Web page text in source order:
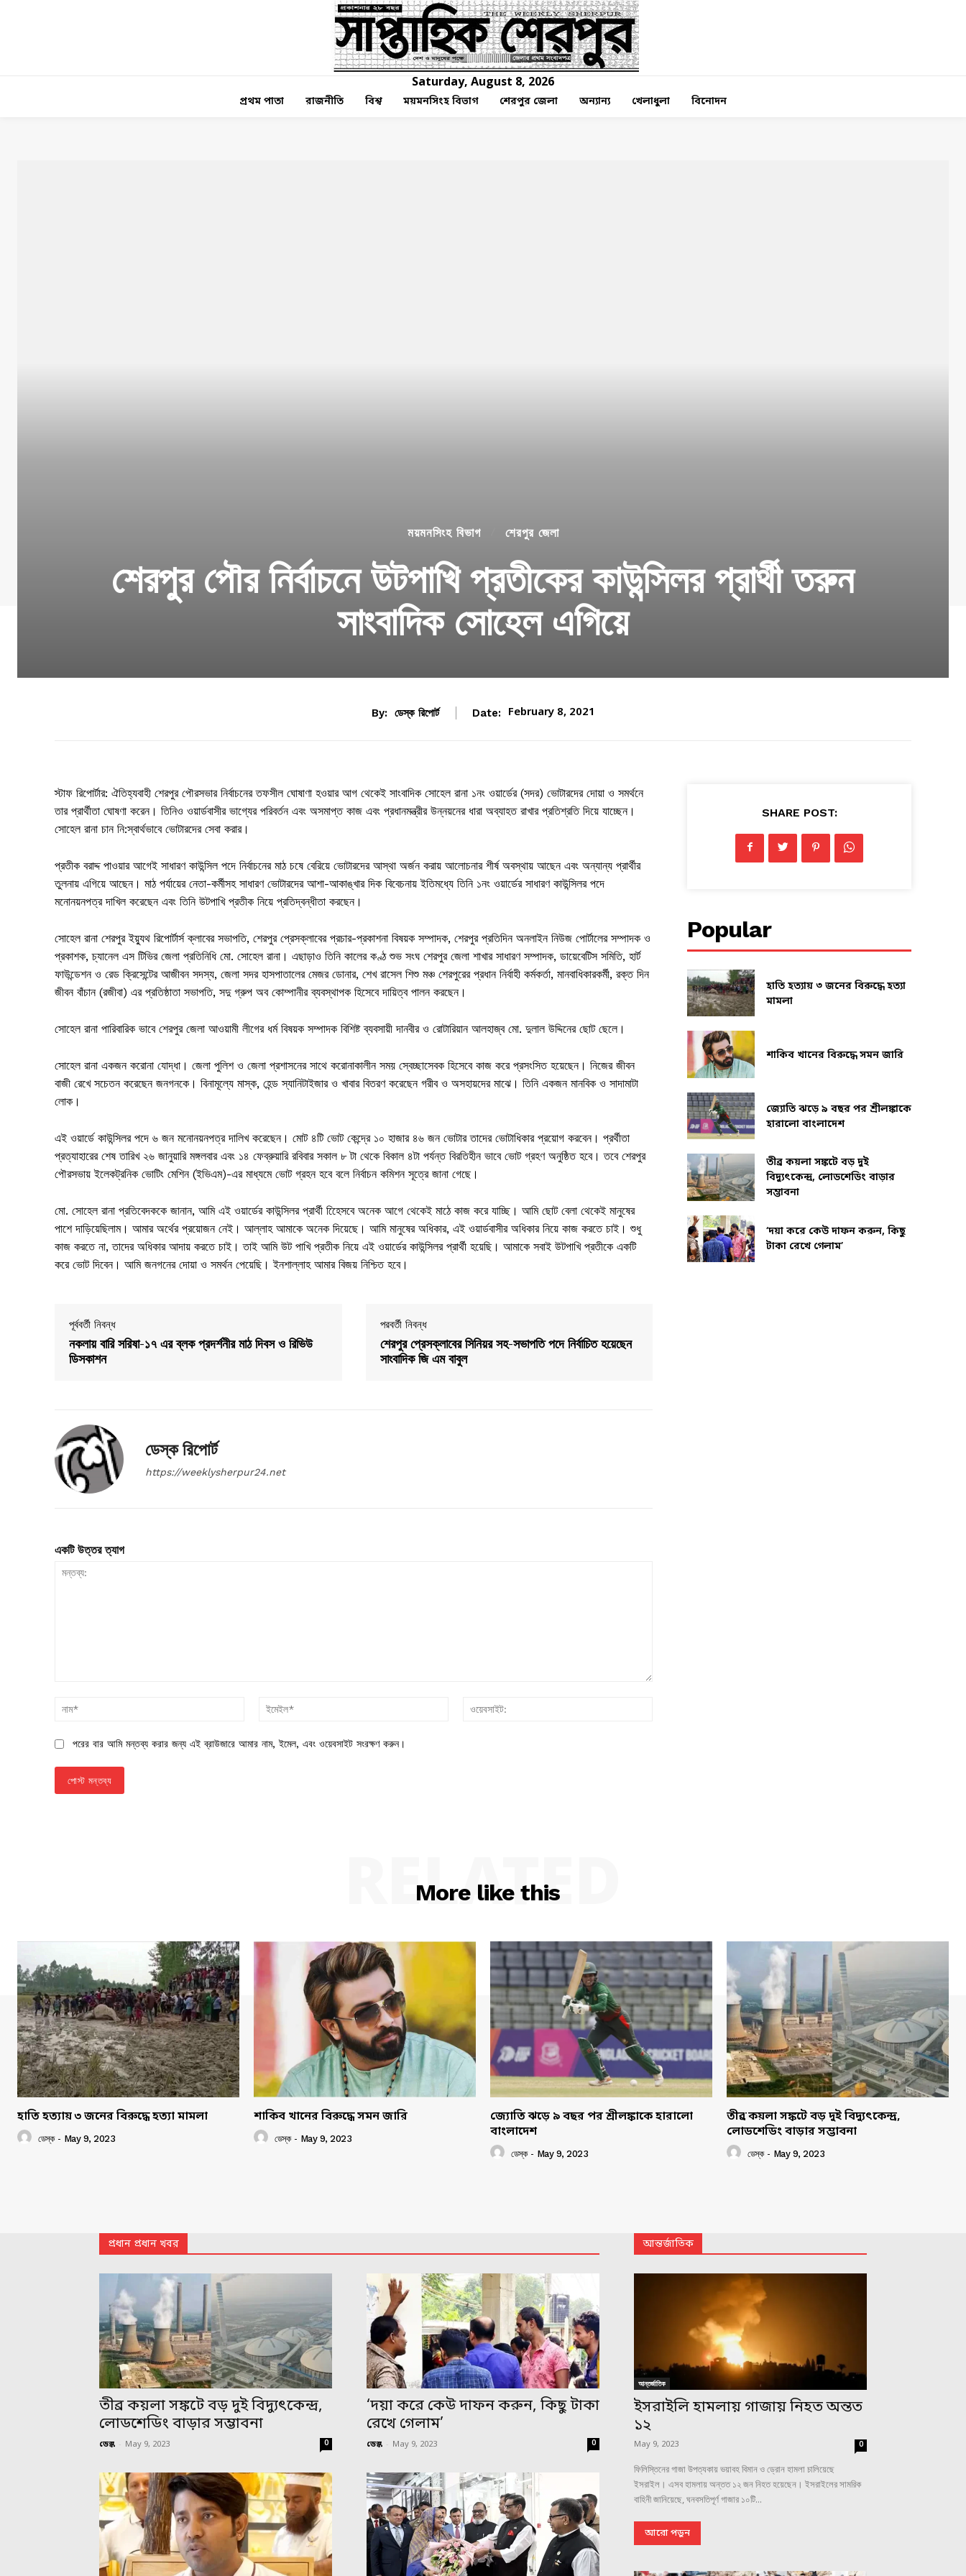
Saturday, August 8, 2026
প্রথম পাতা রাজনীতি বিশ্ব ময়মনসিংহ বিভাগ শেরপুর জেলা অন্যান্য খেলাধুলা বিনোদন
ময়মনসিংহ বিভাগ শেরপুর জেলা
শেরপুর পৌর নির্বাচনে উটপাখি প্রতীকের কাউন্সিলর প্রার্থী তরুন
সাংবাদিক সোহেল এগিয়ে
By: ডেস্ক রিপোর্ট Date: February 8, 2021
স্টাফ রিপোর্টার: ঐতিহ্যবাহী শেরপুর পৌরসভার নির্বাচনের তফসীল ঘোষাণা হওয়ার আগ থেকেই সাংবাদিক সোহেল রানা ১নং ওয়ার্ডের (সদর) ভোটারদের দোয়া ও সমর্থনে
তার প্রার্থীতা ঘোষণা করেন। তিনিও ওয়ার্ডবাসীর ভাগ্যের পরিবর্তন এবং অসমাপ্ত কাজ এবং প্রধানমন্ত্রীর উন্নয়নের ধারা অব্যাহত রাখার প্রতিশ্রতি দিয়ে যাচ্ছেন।
সোহেল রানা চান নি:স্বার্থভাবে ভোটারদের সেবা করার।
প্রতীক বরাদ্দ পাওয়ার আগেই সাধারণ কাউন্সিল পদে নির্বাচনের মাঠ চষে বেরিয়ে ভোটারদের আস্থা অর্জন করায় আলোচনার শীর্ষ অবস্থায় আছেন এবং অন্যান্য প্রার্থীর
তুলনায় এগিয়ে আছেন। মাঠ পর্যায়ের নেতা-কর্মীসহ সাধারণ ভোটারদের আশা-আকাঙ্খার দিক বিবেচনায় ইতিমধ্যে তিনি ১নং ওয়ার্ডের সাধারণ কাউন্সিলর পদে
মনোনয়নপত্র দাখিল করেছেন এবং তিনি উটপাখি প্রতীক নিয়ে প্রতিদ্বন্ধীতা করছেন।
সোহেল রানা শেরপুর ইয়্যুথ রিপোর্টার্স ক্লাবের সভাপতি, শেরপুর প্রেসক্লাবের প্রচার-প্রকাশনা বিষয়ক সম্পাদক, শেরপুর প্রতিদিন অনলাইন নিউজ পোর্টালের সম্পাদক ও
প্রকাশক, চ্যানেল এস টিভির জেলা প্রতিনিধি মো. সোহেল রানা। এছাড়াও তিনি কালের কণ্ঠ শুভ সংঘ শেরপুর জেলা শাখার সাধারণ সম্পাদক, ডায়েবেটিস সমিতি, হার্ট
ফাউন্ডেশন ও রেড ক্রিসেন্টের আজীবন সদস্য, জেলা সদর হাসপাতালের মেজর ডোনার, শেখ রাসেল শিশু মঞ্চ শেরপুরের প্রধান নির্বাহী কর্মকর্তা, মানবাধিকারকর্মী, রক্ত দিন
জীবন বাঁচান (রজীবা) এর প্রতিষ্ঠাতা সভাপতি, সদু গ্রুপ অব কোম্পানীর ব্যবস্থাপক হিসেবে দায়িত্ব পালন করছেন।
সোহেল রানা পারিবারিক ভাবে শেরপুর জেলা আওয়ামী লীগের ধর্ম বিষয়ক সম্পাদক বিশিষ্ট ব্যবসায়ী দানবীর ও রোটারিয়ান আলহাজ্ব মো. দুলাল উদ্দিনের ছোট ছেলে।
সোহেল রানা একজন করোনা যোদ্ধা। জেলা পুলিশ ও জেলা প্রশাসনের সাথে করোনাকালীন সময় স্বেচ্ছাসেবক হিসেবে কাজ করে প্রসংসিত হয়েছেন। নিজের জীবন
বাজী রেখে সচেতন করেছেন জনগনকে। বিনামূল্যে মাস্ক, হেন্ড স্যানিটাইজার ও খাবার বিতরণ করেছেন গরীব ও অসহায়দের মাঝে। তিনি একজন মানবিক ও সাদামাটা
লোক।
এই ওয়ার্ডে কাউন্সিলর পদে ৬ জন মনোনয়নপত্র দালিখ করেছেন। মোট ৪টি ভোট কেন্দ্রে ১০ হাজার ৪৬ জন ভোটার তাদের ভোটাধিকার প্রয়োগ করবেন। প্রর্থীতা
প্রত্যাহারের শেষ তারিখ ২৬ জানুয়ারি মঙ্গলবার এবং ১৪ ফেব্রুয়ারি রবিবার সকাল ৮ টা থেকে বিকাল ৪টা পর্যন্ত বিরতিহীন ভাবে ভোট গ্রহণ অনুষ্ঠিত হবে। তবে শেরপুর
পৌরসভায় ইলেকট্রনিক ভোটিং মেশিন (ইভিএম)-এর মাধ্যমে ভোট গ্রহন হবে বলে নির্বাচন কমিশন সূত্রে জানা গেছে।
মো. সোহেল রানা প্রতিবেদককে জানান, আমি এই ওয়ার্ডের কাউন্সিলর প্রার্থী হিেেসবে অনেক আগে থেকেই মাঠে কাজ করে যাচ্ছি। আমি ছোট বেলা থেকেই মানুষের
পাশে দাড়িয়েছিলাম। আমার অর্থের প্রয়োজন নেই। আল্লাহ আমাকে অনেক দিয়েছে। আমি মানুষের অধিকার, এই ওয়ার্ডবাসীর অধিকার নিয়ে কাজ করতে চাই। শুধু
কাজ করতে না, তাদের অধিকার আদায় করতে চাই। তাই আমি উট পাখি প্রতীক নিয়ে এই ওয়ার্ডের কাউন্সিলর প্রার্থী হয়েছি। আমাকে সবাই উটপাখি প্রতীকে একটি
করে ভোট দিবেন। আমি জনগনের দোয়া ও সমর্থন পেয়েছি। ইনশাল্লাহ আমার বিজয় নিশ্চিত হবে।
পূর্ববর্তী নিবন্ধ
নকলায় বারি সরিষা-১৭ এর ব্লক প্রদর্শনীর মাঠ দিবস ও রিভিউ
ডিসকাশন
পরবর্তী নিবন্ধ
শেরপুর প্রেসক্লাবের সিনিয়র সহ-সভাপতি পদে নির্বাচিত হয়েছেন
সাংবাদিক জি এম বাবুল
ডেস্ক রিপোর্ট
https://weeklysherpur24.net
একটি উত্তর ত্যাগ
ইমেইল*
পরের বার আমি মন্তব্য করার জন্য এই ব্রাউজারে আমার নাম, ইমেল, এবং ওয়েবসাইট সংরক্ষণ করুন।
SHARE POST:
Popular
হাতি হত্যায় ৩ জনের বিরুদ্ধে হত্যা
মামলা
শাকিব খানের বিরুদ্ধে সমন জারি
জ্যোতি ঝড়ে ৯ বছর পর শ্রীলঙ্কাকে
হারালো বাংলাদেশ
তীব্র কয়লা সঙ্কটে বড় দুই
বিদ্যুৎকেন্দ্র, লোডশেডিং বাড়ার
সম্ভাবনা
‘দয়া করে কেউ দাফন করুন, কিছু
টাকা রেখে গেলাম’
More like this
RELATED
হাতি হত্যায় ৩ জনের বিরুদ্ধে হত্যা মামলা
ডেস্ক - May 9, 2023
শাকিব খানের বিরুদ্ধে সমন জারি
ডেস্ক - May 9, 2023
জ্যোতি ঝড়ে ৯ বছর পর শ্রীলঙ্কাকে হারালো
বাংলাদেশ
ডেস্ক - May 9, 2023
তীব্র কয়লা সঙ্কটে বড় দুই বিদ্যুৎকেন্দ্র,
লোডশেডিং বাড়ার সম্ভাবনা
ডেস্ক - May 9, 2023
প্রধান প্রধান খবর
তীব্র কয়লা সঙ্কটে বড় দুই বিদ্যুৎকেন্দ্র,
লোডশেডিং বাড়ার সম্ভাবনা
ডেস্ক - May 9, 2023 0
‘দয়া করে কেউ দাফন করুন, কিছু টাকা
রেখে গেলাম’
ডেস্ক - May 9, 2023 0
আন্তর্জাতিক
আন্তর্জাতিক
ইসরাইলি হামলায় গাজায় নিহত অন্তত
১২
May 9, 2023 0
ফিলিস্তিনের গাজা উপত্যকায় ভয়াবহ বিমান ও ড্রোন হামলা চালিয়েছে
ইসরাইল। এসব হামলায় অন্তত ১২ জন নিহত হয়েছেন। ইসরাইলের সামরিক
বাহিনী জানিয়েছে, ঘনবসতিপূর্ণ গাজার ১০টি...
আরো পড়ুন